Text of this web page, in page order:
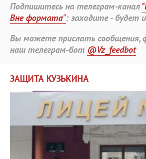
Подпишитесь на телеграм-канал
Вне формата": заходите - будет
Вы можете прислать сообщения,
наш телеграм-бот @Vz_feedbot
ЗАЩИТА КУЗЬКИНА